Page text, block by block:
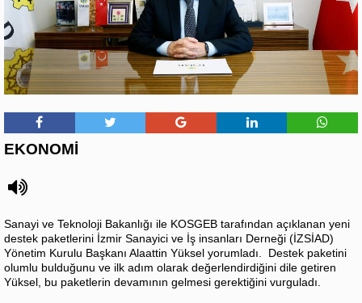
EKONOMİ
Sanayi ve Teknoloji Bakanlığı ile KOSGEB tarafından açıklanan yeni
destek paketlerini İzmir Sanayici ve İş insanları Derneği (İZSİAD)
Yönetim Kurulu Başkanı Alaattin Yüksel yorumladı. Destek paketini
olumlu bulduğunu ve ilk adım olarak değerlendirdiğini dile getiren
Yüksel, bu paketlerin devamının gelmesi gerektiğini vurguladı.